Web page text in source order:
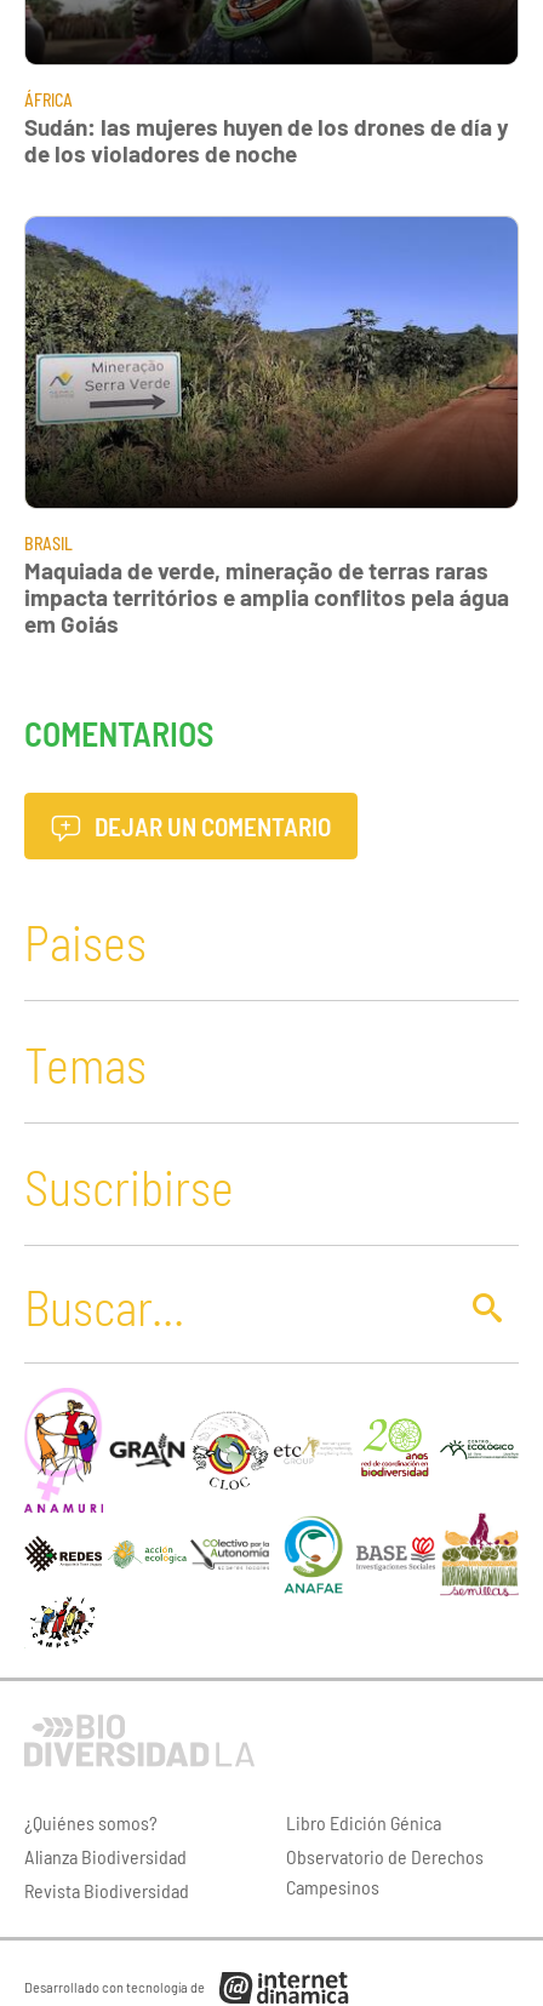
ÁFRICA
Sudán: las mujeres huyen de los drones de día y
de los violadores de noche
BRASIL
Maquiada de verde, mineração de terras raras
impacta territórios e amplia conflitos pela água
em Goiás
COMENTARIOS
DEJAR UN COMENTARIO
Paises
Temas
Suscribirse
¿Quiénes somos?
Alianza Biodiversidad
Revista Biodiversidad
Libro Edición Génica
Observatorio de Derechos
Campesinos